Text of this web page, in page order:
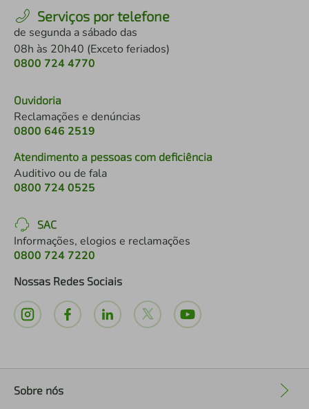
Serviços por telefone
de segunda a sábado das
08h às 20h40 (Exceto feriados)
0800 724 4770
Ouvidoria
Reclamações e denúncias
0800 646 2519
Atendimento a pessoas com deficiência
Auditivo ou de fala
0800 724 0525
SAC
Informações, elogios e reclamações
0800 724 7220
Nossas Redes Sociais
Sobre nós